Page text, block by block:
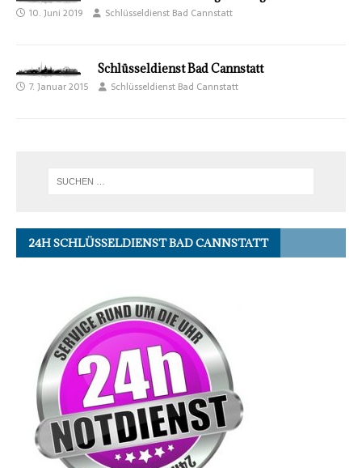
10. Juni 2019 Schlüsseldienst Bad Cannstatt
Schlüsseldienst Bad Cannstatt
7. Januar 2015 Schlüsseldienst Bad Cannstatt
24H SCHLÜSSELDIENST BAD CANNSTATT